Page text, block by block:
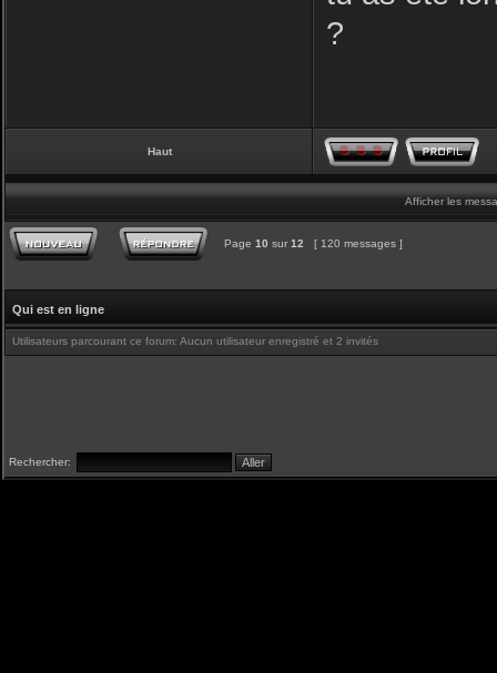
?
Haut
Afficher les
Page 10 sur 12 [ 120 messages ]
Qui est en ligne
Utilisateurs parcourant ce forum: Aucun utilisateur enregistré et 2 invités
Rechercher: